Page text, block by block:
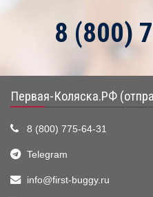
8 (800)
Первая-Коляска.РФ
8 (800) 775-64-31
Telegram
info@first-buggy.ru